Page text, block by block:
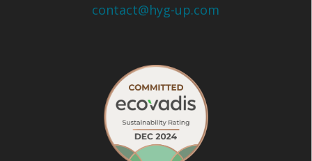
contact@hyg-up.com